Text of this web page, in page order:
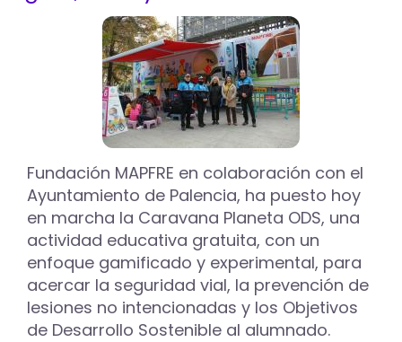
Sostenible
Salón
de
Palencia
Fundación MAPFRE en colaboración con el
Ayuntamiento de Palencia, ha puesto hoy
en marcha la Caravana Planeta ODS, una
actividad educativa gratuita, con un
enfoque gamificado y experimental, para
acercar la seguridad vial, la prevención de
lesiones no intencionadas y los Objetivos
de Desarrollo Sostenible al alumnado.